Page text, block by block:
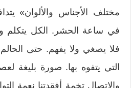
مختلف الأجناس والألوان»
في ساعة الحشر. الكل يتكلم
فلا يصغي ولا يفهم. حتى
التي يتفوه بها. صورة بليغة
والاتصال تخمة أفقدتنا نعمة